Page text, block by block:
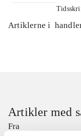
Artiklerne i
Artikler med
Fra